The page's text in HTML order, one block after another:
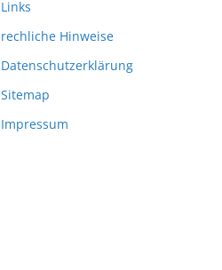
Links
rechliche Hinweise
Datenschutzerklärung
Sitemap
Impressum